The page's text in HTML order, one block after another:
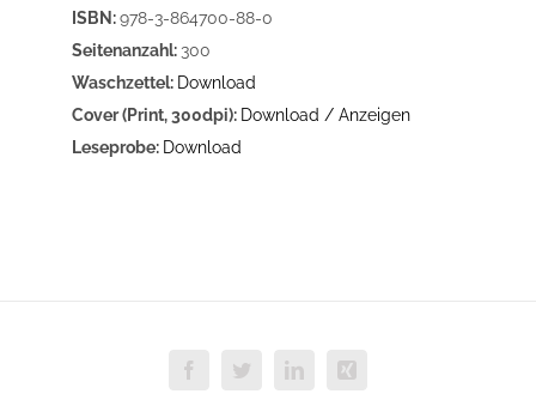
ISBN:978-3-864700-88-0
Seitenanzahl: 300
Waschzettel: Download
Cover (Print, 300dpi): Download / Anzeigen
Leseprobe: Download
FacebookTwitterLinkedInXing